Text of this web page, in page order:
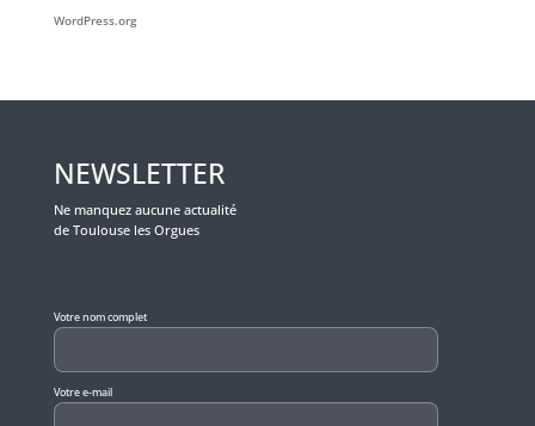
WordPress.org
NEWSLETTER
Ne manquez aucune actualité
de Toulouse les Orgues
Votre nom complet
Votre e-mail